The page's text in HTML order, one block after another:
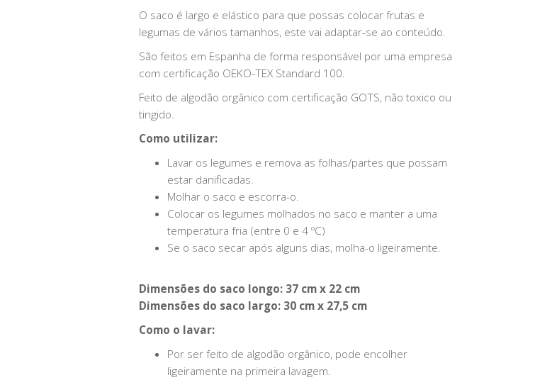
O saco é largo e elástico para que possas colocar frutas e
legumas de vários tamanhos, este vai adaptar-se ao conteúdo.
São feitos em Espanha de forma responsável por uma empresa
com certificação OEKO-TEX Standard 100.
Feito de algodão orgânico com certificação GOTS, não toxico ou
tingido.
Como utilizar:
Lavar os legumes e remova as folhas/partes que possam
estar danificadas.
Molhar o saco e escorra-o.
Colocar os legumes molhados no saco e manter a uma
temperatura fria (entre 0 e 4 ºC)
Se o saco secar após alguns dias, molha-o ligeiramente.
Dimensões do saco longo: 37 cm x 22 cm
Dimensões do saco largo: 30 cm x 27,5 cm
Como o lavar:
Por ser feito de algodão orgânico, pode encolher
ligeiramente na primeira lavagem.